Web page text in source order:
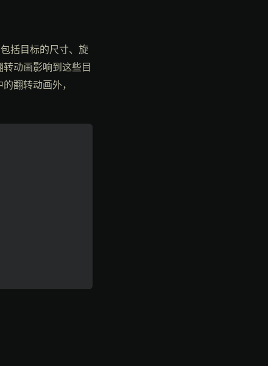
括目标的尺寸、旋
动画影响到这些目
翻转动画外，